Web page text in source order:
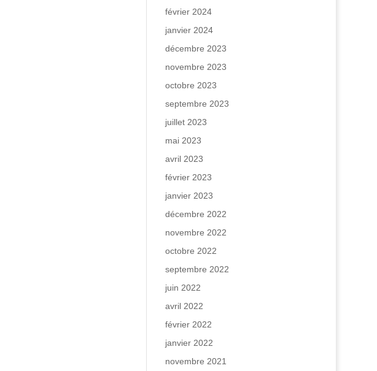
février 2024
janvier 2024
décembre 2023
novembre 2023
octobre 2023
septembre 2023
juillet 2023
mai 2023
avril 2023
février 2023
janvier 2023
décembre 2022
novembre 2022
octobre 2022
septembre 2022
juin 2022
avril 2022
février 2022
janvier 2022
novembre 2021